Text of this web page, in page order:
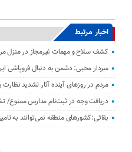
اخبار مرتبط
کشف سلاح و مهمات غیرمجاز در منزل
سردار محبی: دشمن به دنبال فروپاشی
مردم در روزهای آینده آثار تشدید نظارت
دریافت وجه در ثبت‌نام مدارس ممنوع/ تشکیل
بقائی:کشورهای منطقه نمی‌توانند به